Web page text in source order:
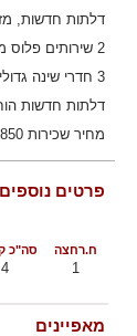
דלתות חדשות,
2 שירותים פלוס מקלחת גדולה
3 חדרי שינה גדולים ומרווחים
דלתות חדשות
מחיר שכירות 2850 ש״ח
פרטים נוספים
סה"כ ח.רחצה
4 1
מאפיינים